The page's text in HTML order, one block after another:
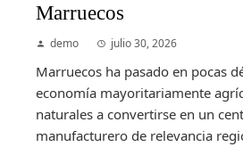
Marruecos
demo julio 30, 2026
Marruecos ha pasado en pocas
economía mayoritariamente
naturales a convertirse en un
manufacturero de relevancia